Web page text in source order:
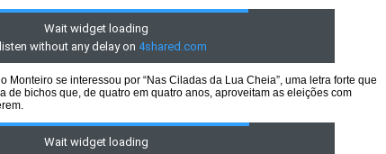
Monteiro se interessou por “Nas Ciladas da Lua Cheia”, uma letra forte que
de bichos que, de quatro em quatro anos, aproveitam as eleições com